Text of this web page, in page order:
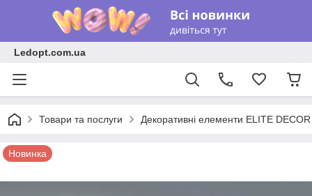
Ledopt.com.ua
Товари та послуги Декоративні елементи ELITE DECOR
Новинка